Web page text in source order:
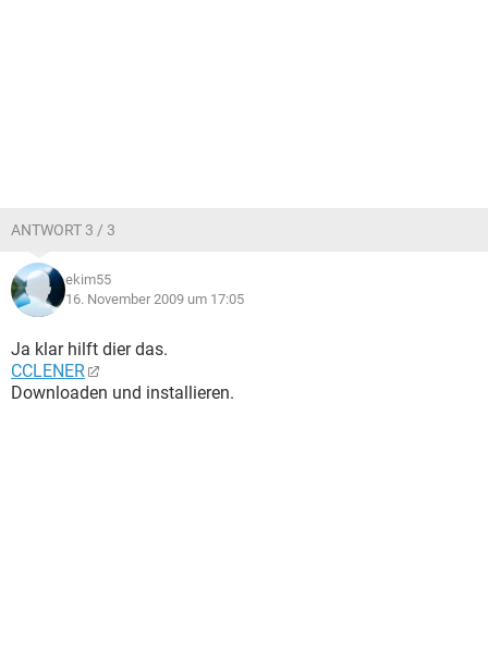
ANTWORT 3 / 3
ekim55
16. November 2009 um 17:05
Ja klar hilft dier das.
CCLENER
Downloaden und installieren.